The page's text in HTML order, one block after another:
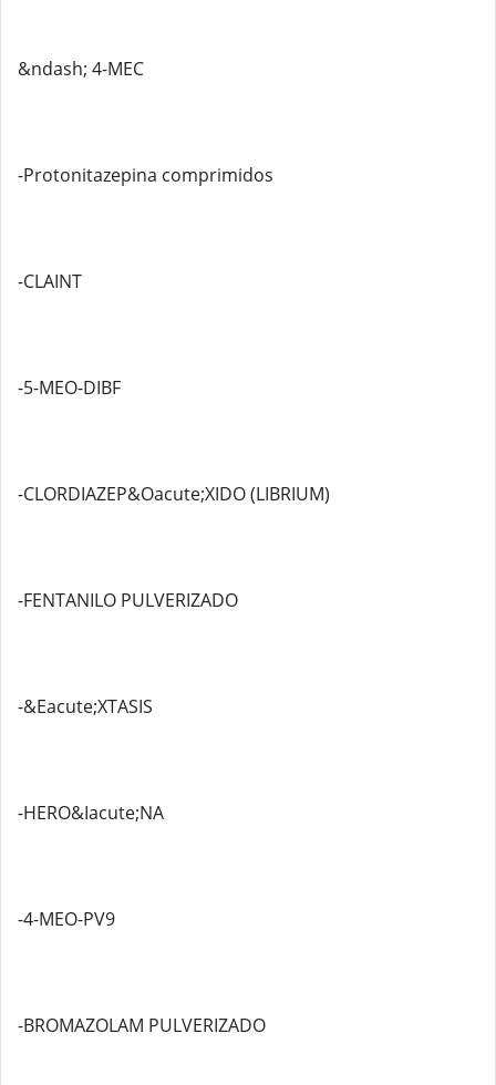
&ndash; 4-MEC
-Protonitazepina comprimidos
-CLAINT
-5-MEO-DIBF
-CLORDIAZEP&Oacute;XIDO (LIBRIUM)
-FENTANILO PULVERIZADO
-&Eacute;XTASIS
-HERO&Iacute;NA
-4-MEO-PV9
-BROMAZOLAM PULVERIZADO